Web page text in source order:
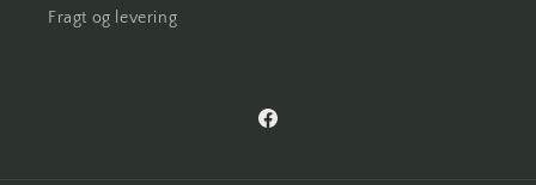
Fragt og levering
Facebook